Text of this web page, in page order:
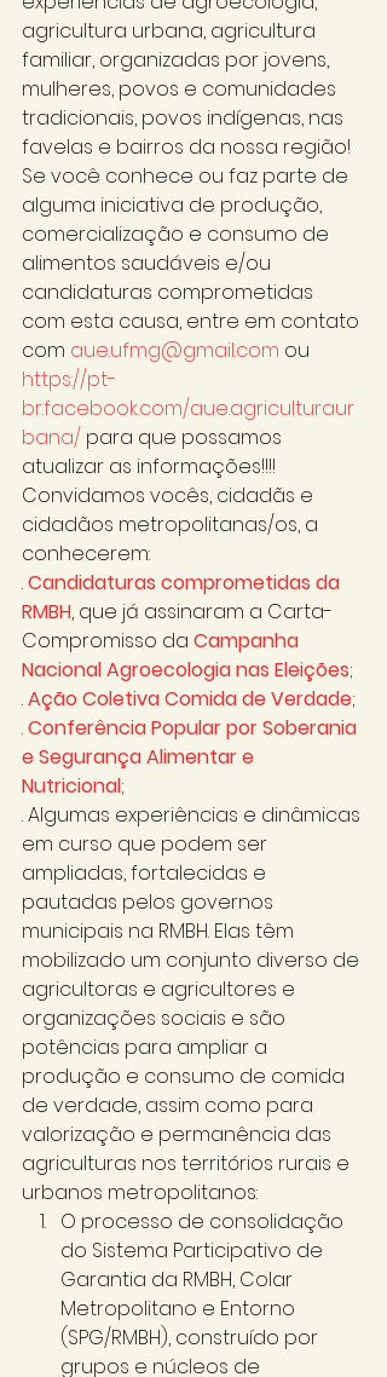
agricultura urbana, agricultura
familiar, organizadas por jovens,
mulheres, povos e comunidades
tradicionais, povos indígenas, nas
favelas e bairros da nossa região!
Se você conhece ou faz parte de
alguma iniciativa de produção,
comercialização e consumo de
alimentos saudáveis e/ou
candidaturas comprometidas
com esta causa, entre em contato
com aue.ufmg@gmail.com ou
https://pt-
br.facebook.com/aue.agriculturaur
bana/ para que possamos
atualizar as informações!!!!
Convidamos vocês, cidadãs e
cidadãos metropolitanas/os, a
conhecerem:
. Candidaturas comprometidas da
RMBH, que já assinaram a Carta-
Compromisso da Campanha
Nacional Agroecologia nas Eleições;
. Ação Coletiva Comida de Verdade;
. Conferência Popular por Soberania
e Segurança Alimentar e
Nutricional;
. Algumas experiências e dinâmicas
em curso que podem ser
ampliadas, fortalecidas e
pautadas pelos governos
municipais na RMBH. Elas têm
mobilizado um conjunto diverso de
agricultoras e agricultores e
organizações sociais e são
potências para ampliar a
produção e consumo de comida
de verdade, assim como para
valorização e permanência das
agriculturas nos territórios rurais e
urbanos metropolitanos:
O processo de consolidação
do Sistema Participativo de
Garantia da RMBH, Colar
Metropolitano e Entorno
(SPG/RMBH), construído por
grupos e núcleos de